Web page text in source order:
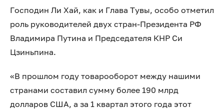
Господин Ли Хай, как и Глава Тувы, особо отметил
роль руководителей двух стран-Президента РФ
Владимира Путина и Председателя КНР Си
Цзиньпина.
«В прошлом году товарооборот между нашими
странами составил сумму более 190 млрд
долларов США, а за 1 квартал этого года этот